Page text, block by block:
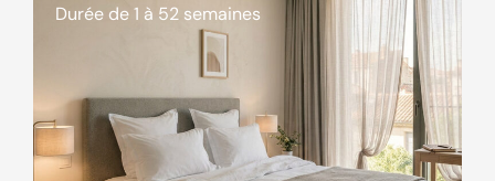
Durée de 1 à 52 semaines